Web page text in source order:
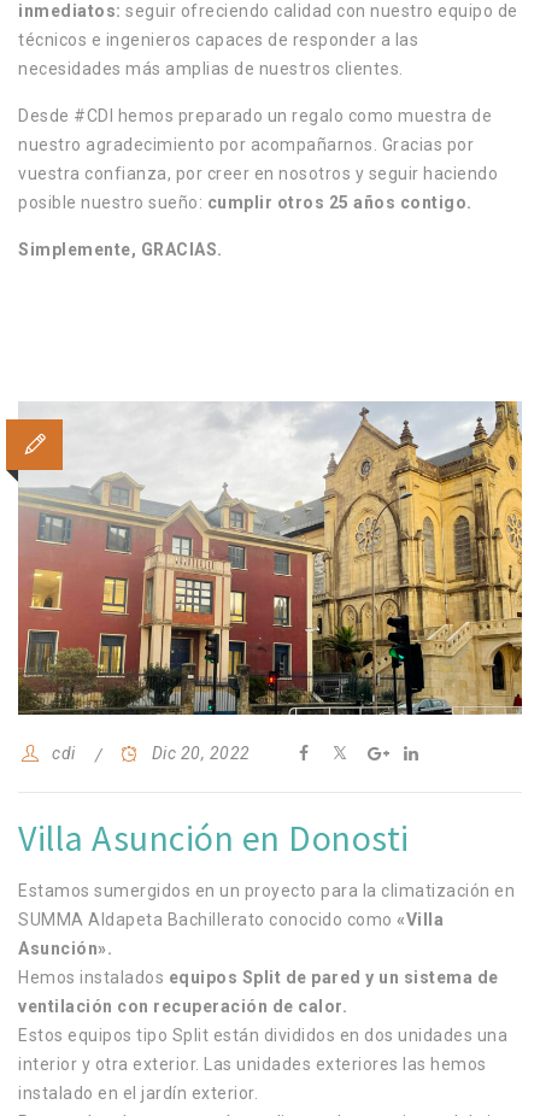
inmediatos: seguir ofreciendo calidad con nuestro equipo de
técnicos e ingenieros capaces de responder a las
necesidades más amplias de nuestros clientes.
Desde #CDI hemos preparado un regalo como muestra de
nuestro agradecimiento por acompañarnos. Gracias por
vuestra confianza, por creer en nosotros y seguir haciendo
posible nuestro sueño: cumplir otros 25 años contigo.
Simplemente, GRACIAS.
cdi Dic 20, 2022
Villa Asunción en Donosti
Estamos sumergidos en un proyecto para la climatización en
SUMMA Aldapeta Bachillerato conocido como «Villa
Asunción».
Hemos instalados equipos Split de pared y un sistema de
ventilación con recuperación de calor.
Estos equipos tipo Split están divididos en dos unidades una
interior y otra exterior. Las unidades exteriores las hemos
instalado en el jardín exterior.